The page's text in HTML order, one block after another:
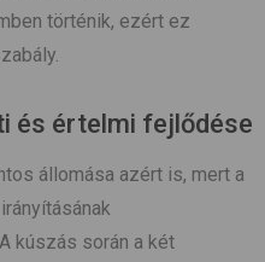
történik, ezért ez
és értelmi fejlődése
állomása azért is, mert a
kúszás során a két